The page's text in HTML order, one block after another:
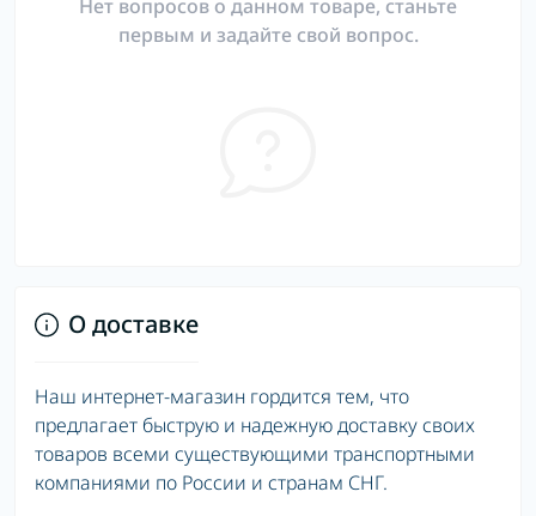
Нет вопросов о данном товаре, станьте
первым и задайте свой вопрос.
О доставке
Наш интернет-магазин гордится тем, что
предлагает быструю и надежную доставку своих
товаров всеми существующими транспортными
компаниями по России и странам СНГ.